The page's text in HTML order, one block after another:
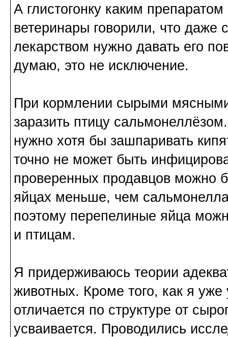
А глистогонку каким
ветеринары говорили, что даже
лекарством нужно давать его
думаю, это не исключение.
При кормлении сырыми мясными
заразить птицу
нужно хотя бы зашпаривать
точно не может быть
проверенных продавцов можно
яйцах меньше, чем
поэтому перепелиные яйца
и птицам.
Я придерживаюсь теории
животных. Кроме того, как я
отличается по структуре от
усваивается. Проводились